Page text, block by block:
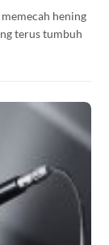
hening
terus tumbuh